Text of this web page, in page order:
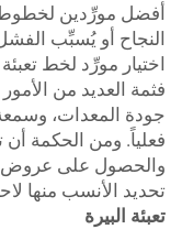
أفضل مورِّدين لخطوط
النجاح أو يُسبِّب
اختيار مورِّد لخط
فثمة العديد من
جودة المعدات،
فعلياً. ومن الحكمة
والحصول على عروض
تحديد الأنسب منها
تعبئة البيرة